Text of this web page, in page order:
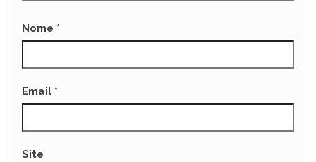
Nome *
Email *
Site